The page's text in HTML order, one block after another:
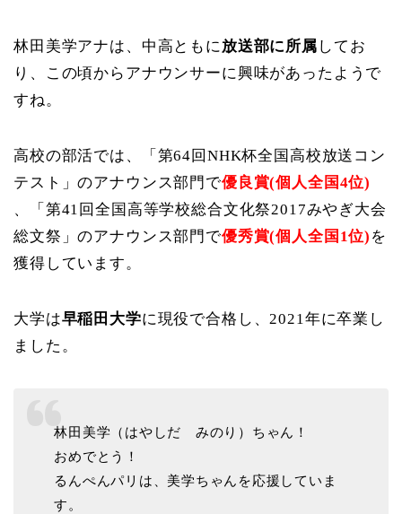
林田美学アナは、中高ともに 放送部に所属 してお
り、この頃からアナウンサーに興味があったようで
すね。
高校の部活では、「第64回NHK杯全国高校放送コン
テスト」のアナウンス部門で優良賞(個人全国4位)
、「第41回全国高等学校総合文化祭2017みやぎ大会
総文祭」のアナウンス部門で優秀賞(個人全国1位) を
獲得しています。
大学は早稲田大学に現役で合格し、2021年に卒業し
ました。
林田美学（はやしだ みのり）ちゃん！
おめでとう！
るんぺんパリは、美学ちゃんを応援していま
す。